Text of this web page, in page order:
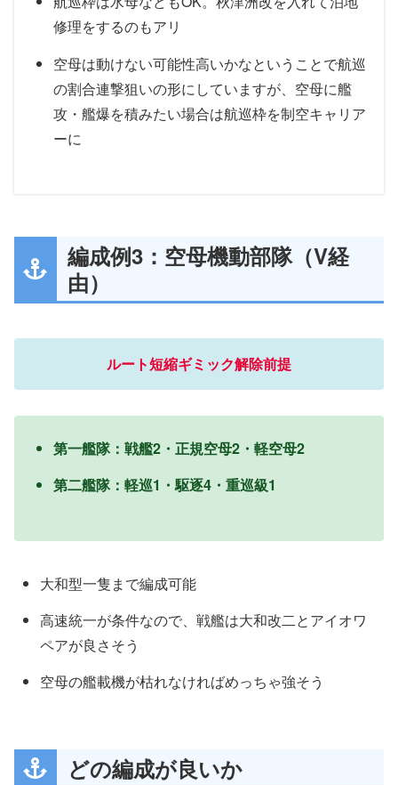
修理をするのもアリ
空母は動けない可能性高いかなということで航巡
の割合連撃狙いの形にしていますが、空母に艦
攻・艦爆を積みたい場合は航巡枠を制空キャリア
ーに
第二艦隊
編成例3：空母機動部隊（V経
由）
ルート短縮ギミック解除前提
第一艦隊：戦艦2・正規空母2・軽空母2
第二艦隊：軽巡1・駆逐4・重巡級1
大和型一隻まで編成可能
高速統一が条件なので、戦艦は大和改二とアイオワ
ペアが良さそう
空母の艦載機が枯れなければめっちゃ強そう
どの編成が良いか